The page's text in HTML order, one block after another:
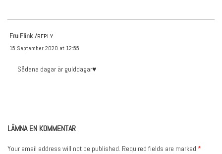
Fru Flink REPLY
15 September 2020 at 12:55
Sådana dagar är gulddagar♥️
LÄMNA EN KOMMENTAR
Your email address will not be published. Required fields are marked *